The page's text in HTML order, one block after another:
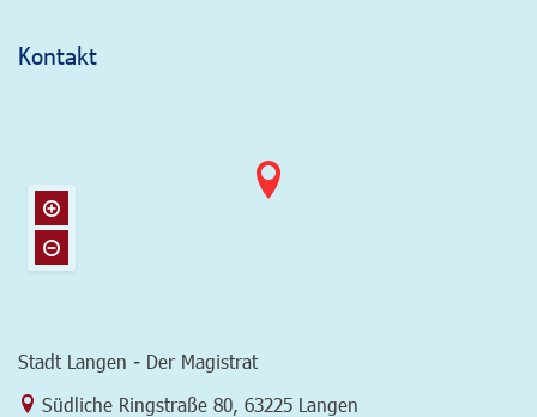
Kontakt
Stadt Langen - Der Magistrat
Link zur Google-Maps Navigation
Südliche Ringstraße 80 63225 Langen